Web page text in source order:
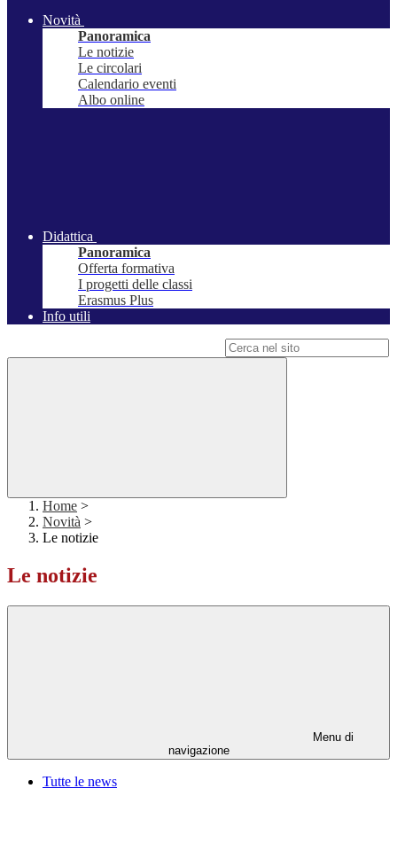
Novità
Panoramica
Le notizie
Le circolari
Calendario eventi
Albo online
Didattica
Panoramica
Offerta formativa
I progetti delle classi
Erasmus Plus
Info utili
Home >
Novità >
Le notizie
Le notizie
Menu di
navigazione
Tutte le news